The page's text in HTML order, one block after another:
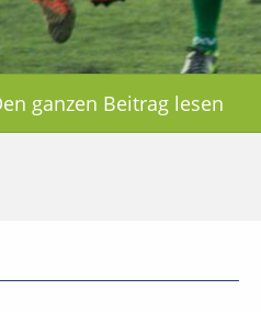
ganzen Beitrag lesen